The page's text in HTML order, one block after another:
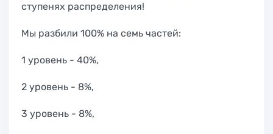
ступенях распределения!
Мы разбили 100% на семь частей:
1 уровень - 40%,
2 уровень - 8%,
3 уровень - 8%,